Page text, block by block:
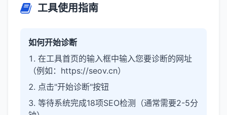
工具使用指南
如何开始诊断
在工具首页的输入框中输入您要诊断的网址
（例如：https://seov.cn）
点击"开始诊断"按钮
等待系统完成18项SEO检测（通常需要2-5分